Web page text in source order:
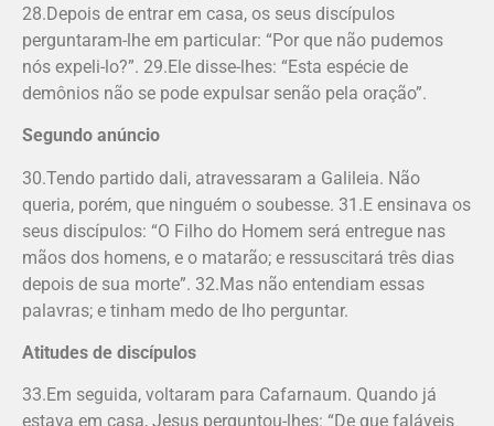
28.Depois de entrar em casa, os seus discípulos
perguntaram-lhe em particular: “Por que não pudemos
nós expeli-lo?”. 29.Ele disse-lhes: “Esta espécie de
demônios não se pode expulsar senão pela oração”.
Segundo anúncio
30.Tendo partido dali, atravessaram a Galileia. Não
queria, porém, que ninguém o soubesse. 31.E ensinava os
seus discípulos: “O Filho do Homem será entregue nas
mãos dos homens, e o matarão; e ressuscitará três dias
depois de sua morte”. 32.Mas não entendiam essas
palavras; e tinham medo de lho perguntar.
Atitudes de discípulos
33.Em seguida, voltaram para Cafarnaum. Quando já
estava em casa, Jesus perguntou-lhes: “De que faláveis